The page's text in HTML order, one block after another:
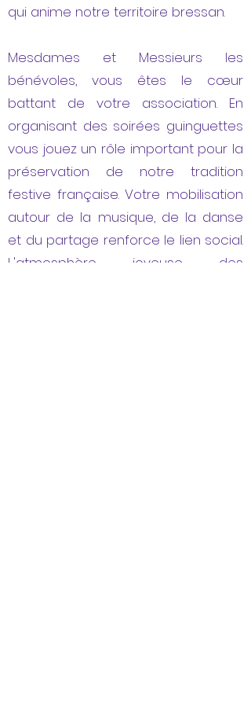
qui anime notre territoire bressan.
Mesdames et Messieurs les
bénévoles, vous êtes le cœur
battant de votre association. En
organisant des soirées guinguettes
vous jouez un rôle important pour la
préservation de notre tradition
festive française. Votre mobilisation
autour de la musique, de la danse
et du partage renforce le lien social.
L'atmosphère joyeuse des